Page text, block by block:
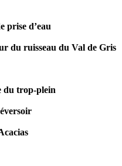
prise d’eau
du ruisseau du Val de Gris
du trop-plein